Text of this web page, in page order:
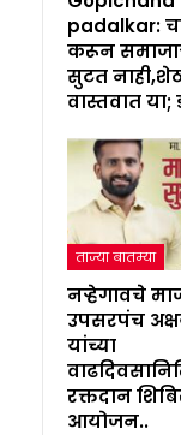
padalkar:
करून
सुटत
वास्तवात या;
ताज्या बातम्या
नऱ्हेगावचे
उपसरपंच
यांच्या
रक्तदान
आयोजन..